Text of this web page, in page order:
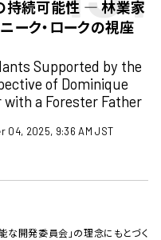
持続可能性 ― 林業家
ーク・ロークの視座
Supported by the
of Dominique
a Forester Father
04, 2025, 9:36 AM JST
な開発委員会」の理念にもとづく